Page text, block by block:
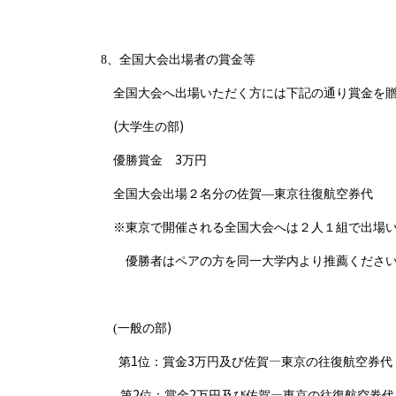
8、全国大会出場者の賞金等
全国大会へ出場いただく方には下記の通り賞金を贈
(大学生の部)
優勝賞金 3万円
全国大会出場２名分の佐賀―東京往復航空券代
※東京で開催される全国大会へは２人１組で出場い
優勝者はペアの方を同一大学内より推薦ください
(一般の部)
第1位：賞金3万円及び佐賀―東京の往復航空券代